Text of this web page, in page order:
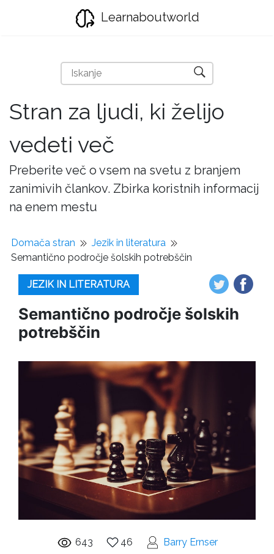
Learnaboutworld
Stran za ljudi, ki želijo
vedeti več
Preberite več o vsem na svetu z branjem
zanimivih člankov. Zbirka koristnih informacij
na enem mestu
Domača stran
Jezik in literatura
Semantično področje šolskih potrebščin
JEZIK IN LITERATURA
Semantično področje šolskih
potrebščin
643 46 Barry Ernser